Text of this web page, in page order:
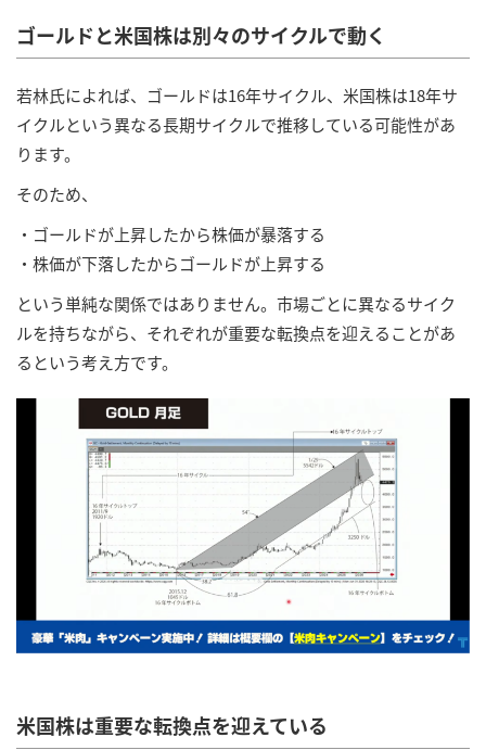
ゴールドと米国株は別々のサイクルで動く
若林氏によれば、ゴールドは16年サイクル、米国株は18年サ
イクルという異なる長期サイクルで推移している可能性があ
ります。
そのため、
・ゴールドが上昇したから株価が暴落する
・株価が下落したからゴールドが上昇する
という単純な関係ではありません。市場ごとに異なるサイク
ルを持ちながら、それぞれが重要な転換点を迎えることがあ
るという考え方です。
米国株は重要な転換点を迎えている